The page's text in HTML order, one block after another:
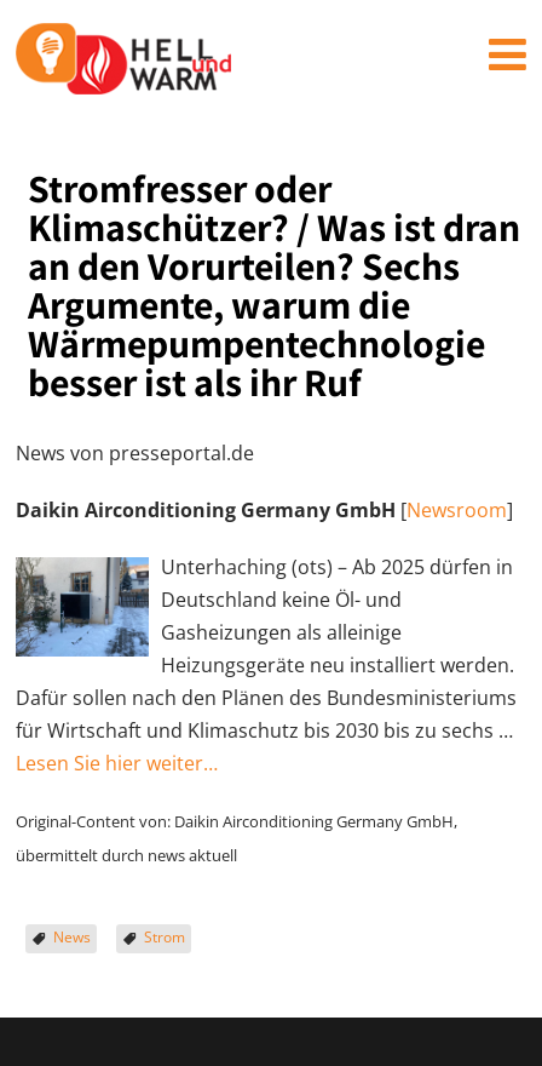
Stromfresser oder
Klimaschützer? / Was ist dran
an den Vorurteilen? Sechs
Argumente, warum die
Wärmepumpentechnologie
besser ist als ihr Ruf
News von presseportal.de
Daikin Airconditioning Germany GmbH [Newsroom]
Unterhaching (ots) – Ab 2025 dürfen in
Deutschland keine Öl- und
Gasheizungen als alleinige
Heizungsgeräte neu installiert werden.
Dafür sollen nach den Plänen des Bundesministeriums
für Wirtschaft und Klimaschutz bis 2030 bis zu sechs …
Lesen Sie hier weiter…
Original-Content von: Daikin Airconditioning Germany GmbH,
übermittelt durch news aktuell
News Strom